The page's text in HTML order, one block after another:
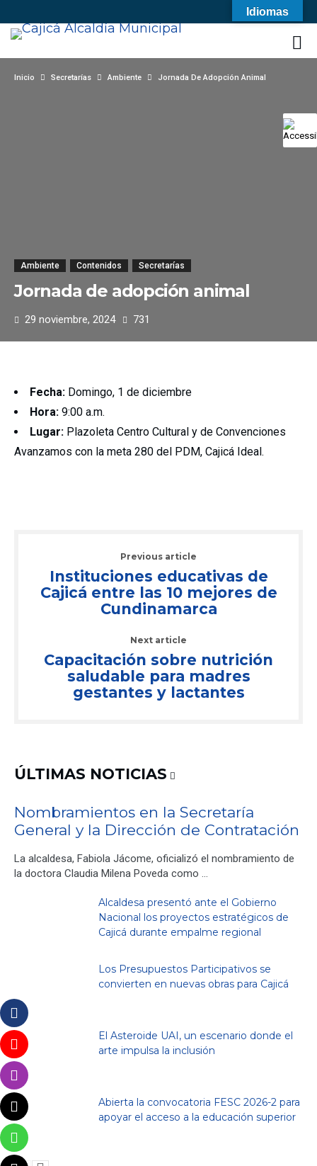
Inicio Secretarías Ambiente Jornada De Adopción Animal
Ambiente Contenidos Secretarías
Jornada de adopción animal
29 noviembre, 2024 731
Fecha: Domingo, 1 de diciembre
Hora: 9:00 a.m.
Lugar: Plazoleta Centro Cultural y de Convenciones
Avanzamos con la meta 280 del PDM, Cajicá Ideal.
Previous article
Instituciones educativas de
Cajicá entre las 10 mejores de
Cundinamarca
Next article
Capacitación sobre nutrición
saludable para madres
gestantes y lactantes
ÚLTIMAS NOTICIAS
Nombramientos en la Secretaría
General y la Dirección de Contratación
La alcaldesa, Fabiola Jácome, oficializó el nombramiento de
la doctora Claudia Milena Poveda como …
Alcaldesa presentó ante el Gobierno
Nacional los proyectos estratégicos de
Cajicá durante empalme regional
Los Presupuestos Participativos se
convierten en nuevas obras para Cajicá
El Asteroide UAI, un escenario donde el
arte impulsa la inclusión
Abierta la convocatoria FESC 2026-2 para
apoyar el acceso a la educación superior
Idiomas